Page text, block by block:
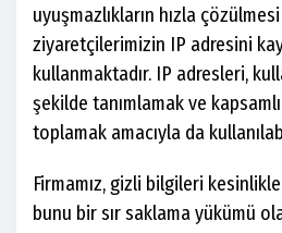
uyuşmazlıkların hızla
ziyaretçilerimizin IP adresini
kullanmaktadır. IP adresleri,
şekilde tanımlamak ve
toplamak amacıyla da
Firmamız, gizli bilgileri
bunu bir sır saklama yükümü